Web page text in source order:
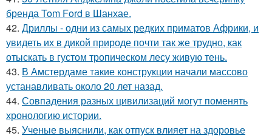
бренда Tom Ford в Шанхае.
42. Дриллы - одни из самых редких приматов Африки, и
увидеть их в дикой природе почти так же трудно, как
отыскать в густом тропическом лесу живую тень.
43. В Амстердаме такие конструкции начали массово
устанавливать около 20 лет назад.
44. Совпадения разных цивилизаций могут поменять
хронологию истории.
45. Ученые выяснили, как отпуск влияет на здоровье